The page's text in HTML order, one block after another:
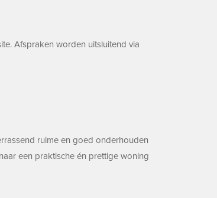
Afspraken worden uitsluitend via
ruime en goed onderhouden
een praktische én prettige woning